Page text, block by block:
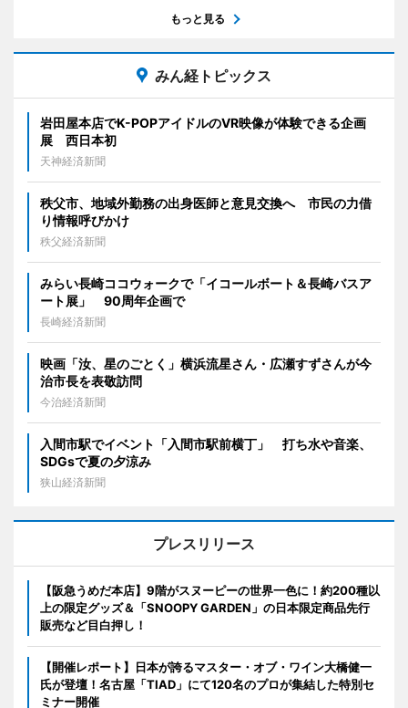
もっと見る
みん経トピックス
岩田屋本店でK-POPアイドルのVR映像が体験できる企画
展 西日本初
天神経済新聞
秩父市、地域外勤務の出身医師と意見交換へ 市民の力借
り情報呼びかけ
秩父経済新聞
みらい長崎ココウォークで「イコールボート＆長崎バスア
ート展」 90周年企画で
長崎経済新聞
映画「汝、星のごとく」横浜流星さん・広瀬すずさんが今
治市長を表敬訪問
今治経済新聞
入間市駅でイベント「入間市駅前横丁」 打ち水や音楽、
SDGsで夏の夕涼み
狭山経済新聞
プレスリリース
【阪急うめだ本店】9階がスヌーピーの世界一色に！約200種以
上の限定グッズ＆「SNOOPY GARDEN」の日本限定商品先行
販売など目白押し！
【開催レポート】日本が誇るマスター・オブ・ワイン大橋健一
氏が登壇！名古屋「TIAD」にて120名のプロが集結した特別セ
ミナー開催